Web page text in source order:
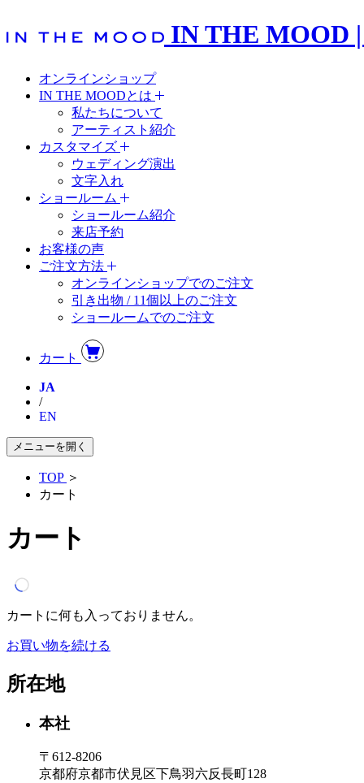
IN THE MOOD
オンラインショップ
IN THE MOODとは
私たちについて
アーティスト紹介
カスタマイズ
ウェディング演出
文字入れ
ショールーム
ショールーム紹介
来店予約
お客様の声
ご注文方法
オンラインショップでのご注文
引き出物 / 11個以上のご注文
ショールームでのご注文
カート
JA
/
EN
メニューを開く
TOP ＞
カート
カート
カートに何も入っておりません。
お買い物を続ける
所在地
本社
〒612-8206
京都府京都市伏見区下鳥羽六反長町128